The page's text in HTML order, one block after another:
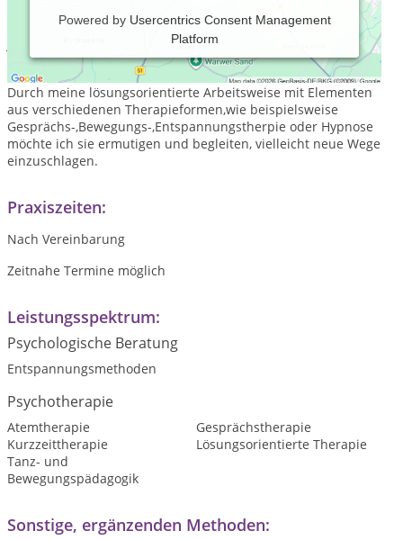
Powered by Usercentrics Consent Management
Platform
Jedes Leben kann zu jeder Zeit durch besondere Belastungen
den Menschen aus der gewohnten Bahn werfen.
Durch meine lösungsorientierte Arbeitsweise mit Elementen
aus verschiedenen Therapieformen,wie beispielsweise
Gesprächs-,Bewegungs-,Entspannungstherpie oder Hypnose
möchte ich sie ermutigen und begleiten, vielleicht neue Wege
einzuschlagen.
Praxiszeiten:
Nach Vereinbarung
Zeitnahe Termine möglich
Leistungsspektrum:
Psychologische Beratung
Entspannungsmethoden
Psychotherapie
Atemtherapie
Gesprächstherapie
Kurzzeittherapie
Lösungsorientierte Therapie
Tanz- und
Bewegungspädagogik
Sonstige, ergänzenden Methoden: